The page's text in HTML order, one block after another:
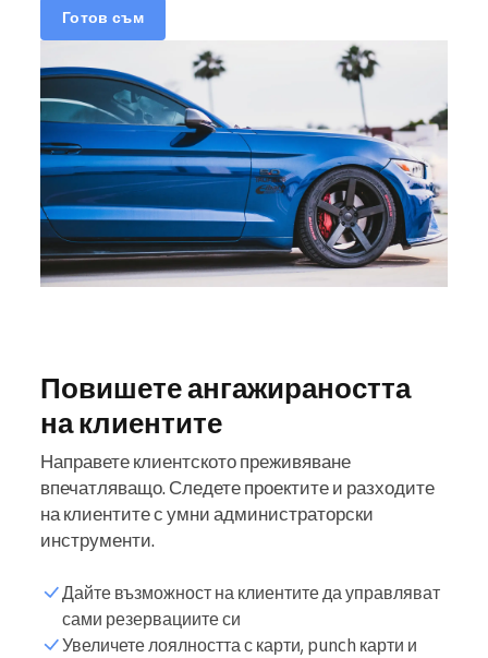
Готов съм
Повишете ангажираността
на клиентите
Направете клиентското преживяване
впечатляващо. Следете проектите и разходите
на клиентите с умни администраторски
инструменти.
Дайте възможност на клиентите да управляват
сами резервациите си
Увеличете лоялността с карти, punch карти и